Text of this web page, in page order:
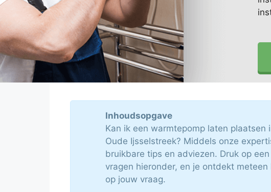
Inhoudsopgave
Kan ik een warmtepomp laten plaatsen
Oude Ijsselstreek? Middels onze
bruikbare tips en adviezen. Druk op
vragen hieronder, en je ontdekt
op jouw vraag.